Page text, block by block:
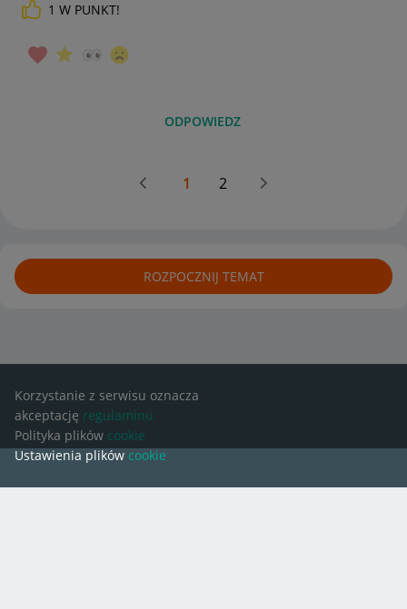
1 W PUNKT!
ODPOWIEDZ
1 2
ROZPOCZNIJ TEMAT
Korzystanie z serwisu oznacza
akceptację regulaminu
Polityka plików cookie
Ustawienia plików cookie